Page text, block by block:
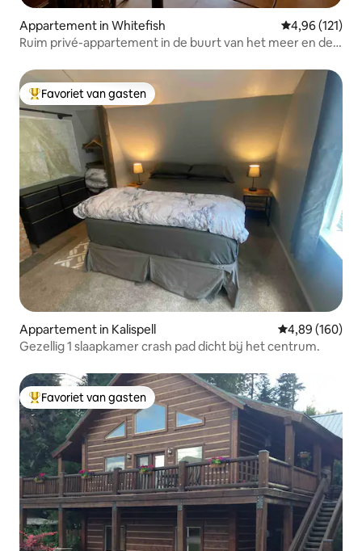
Appartement in Whitefish Gemiddelde
4,96 (121)
Ruim privé-appartement in de buurt van het meer en de
Topfavoriet van gasten
Favoriet van gasten
Appartement in Kalispell Gemiddelde
4,89 (160)
Gezellig 1 slaapkamer crash pad dicht bij het centrum.
Topfavoriet van gasten
Favoriet van gasten